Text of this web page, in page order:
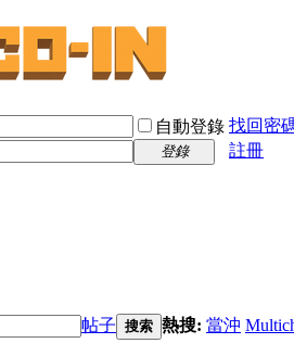
自動登錄 找回密
登錄
註冊
帖子 搜索 熱搜: 當沖